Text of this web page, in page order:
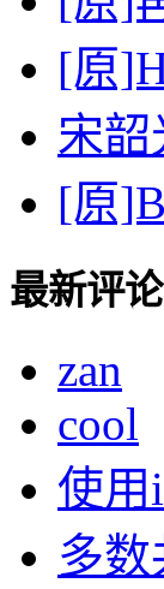
[原
宋韶
[原
最新评论
zan
cool
使用
多